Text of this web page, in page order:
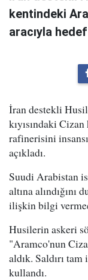
kentindeki
aracıyla hedef
İran destekli
kıyısındaki
rafinerisini
açıkladı.
Suudi Arabistan
altına alındığını
ilişkin bilgi
Husilerin askeri
"Aramco'nun
aldık. Saldırı
kullandı.